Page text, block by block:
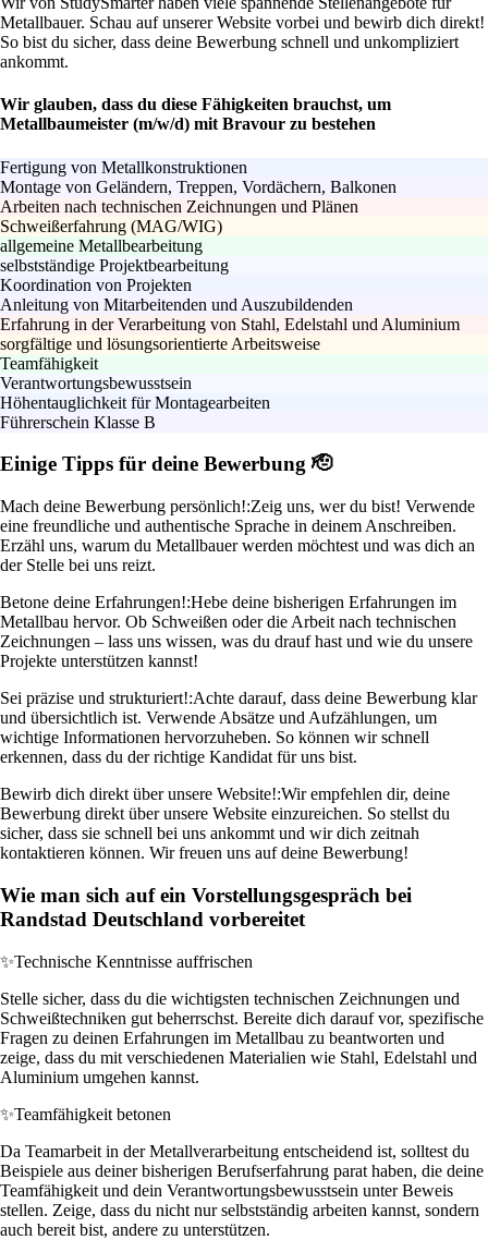
Metallbauer. Schau auf unserer Website vorbei und bewirb dich direkt!
So bist du sicher, dass deine Bewerbung schnell und unkompliziert
ankommt.
Wir glauben, dass du diese Fähigkeiten brauchst, um
Metallbaumeister (m/w/d) mit Bravour zu bestehen
Fertigung von Metallkonstruktionen
Montage von Geländern, Treppen, Vordächern, Balkonen
Arbeiten nach technischen Zeichnungen und Plänen
Schweißerfahrung (MAG/WIG)
allgemeine Metallbearbeitung
selbstständige Projektbearbeitung
Koordination von Projekten
Anleitung von Mitarbeitenden und Auszubildenden
Erfahrung in der Verarbeitung von Stahl, Edelstahl und Aluminium
sorgfältige und lösungsorientierte Arbeitsweise
Teamfähigkeit
Verantwortungsbewusstsein
Höhentauglichkeit für Montagearbeiten
Führerschein Klasse B
Einige Tipps für deine Bewerbung 🫡
Mach deine Bewerbung persönlich!:Zeig uns, wer du bist! Verwende
eine freundliche und authentische Sprache in deinem Anschreiben.
Erzähl uns, warum du Metallbauer werden möchtest und was dich an
der Stelle bei uns reizt.
Betone deine Erfahrungen!:Hebe deine bisherigen Erfahrungen im
Metallbau hervor. Ob Schweißen oder die Arbeit nach technischen
Zeichnungen – lass uns wissen, was du drauf hast und wie du unsere
Projekte unterstützen kannst!
Sei präzise und strukturiert!:Achte darauf, dass deine Bewerbung klar
und übersichtlich ist. Verwende Absätze und Aufzählungen, um
wichtige Informationen hervorzuheben. So können wir schnell
erkennen, dass du der richtige Kandidat für uns bist.
Bewirb dich direkt über unsere Website!:Wir empfehlen dir, deine
Bewerbung direkt über unsere Website einzureichen. So stellst du
sicher, dass sie schnell bei uns ankommt und wir dich zeitnah
kontaktieren können. Wir freuen uns auf deine Bewerbung!
Wie man sich auf ein Vorstellungsgespräch bei
Randstad Deutschland vorbereitet
✨Technische Kenntnisse auffrischen
Stelle sicher, dass du die wichtigsten technischen Zeichnungen und
Schweißtechniken gut beherrschst. Bereite dich darauf vor, spezifische
Fragen zu deinen Erfahrungen im Metallbau zu beantworten und
zeige, dass du mit verschiedenen Materialien wie Stahl, Edelstahl und
Aluminium umgehen kannst.
✨Teamfähigkeit betonen
Da Teamarbeit in der Metallverarbeitung entscheidend ist, solltest du
Beispiele aus deiner bisherigen Berufserfahrung parat haben, die deine
Teamfähigkeit und dein Verantwortungsbewusstsein unter Beweis
stellen. Zeige, dass du nicht nur selbstständig arbeiten kannst, sondern
auch bereit bist, andere zu unterstützen.